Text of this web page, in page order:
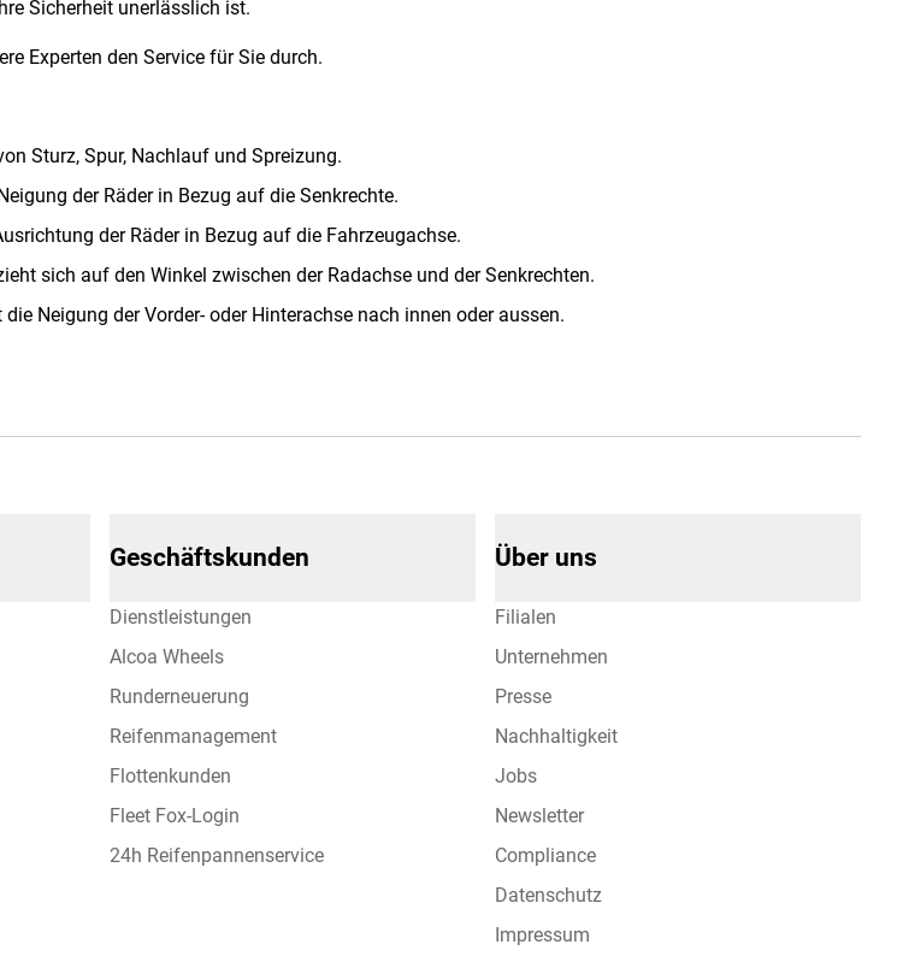
Sicherheit unerlässlich ist.
Experten den Service für Sie durch.
Sturz, Spur, Nachlauf und Spreizung.
der Räder in Bezug auf die Senkrechte.
der Räder in Bezug auf die Fahrzeugachse.
sich auf den Winkel zwischen der Radachse und der Senkrechten.
Neigung der Vorder- oder Hinterachse nach innen oder aussen.
Geschäftskunden
Dienstleistungen
Alcoa Wheels
Runderneuerung
Reifenmanagement
Flottenkunden
Fleet Fox-Login
24h Reifenpannenservice
Über uns
Filialen
Unternehmen
Presse
Nachhaltigkeit
Jobs
Newsletter
Compliance
Datenschutz
Impressum